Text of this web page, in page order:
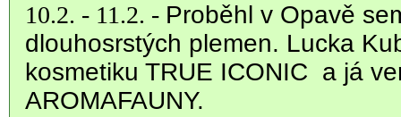
10.2. - 11.2. - Proběhl v Opavě
dlouhosrstých plemen. Lucka
kosmetiku TRUE ICONIC a já
AROMAFAUNY.